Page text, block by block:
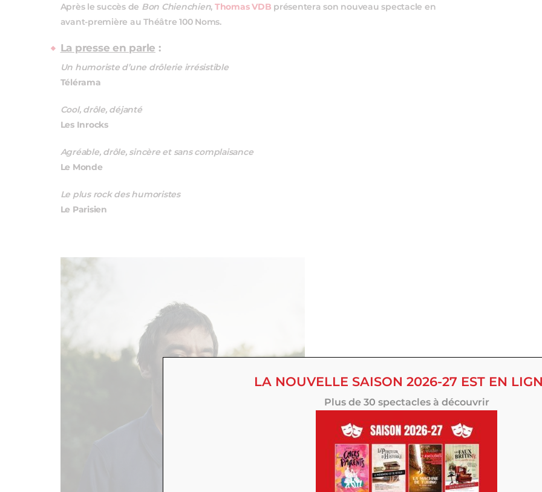
Après le succès de Bon Chienchien, Thomas VDB présentera son nouveau spectacle en
avant-première au Théâtre 100 Noms.
La presse en parle :
Un humoriste d’une drôlerie irrésistible
Télérama
Cool, drôle, déjanté
Les Inrocks
Agréable, drôle, sincère et sans complaisance
Le Monde
Le plus rock des humoristes
Le Parisien
LA NOUVELLE SAISON 2026-27 EST EN
Plus de 30 spectacles à découvrir